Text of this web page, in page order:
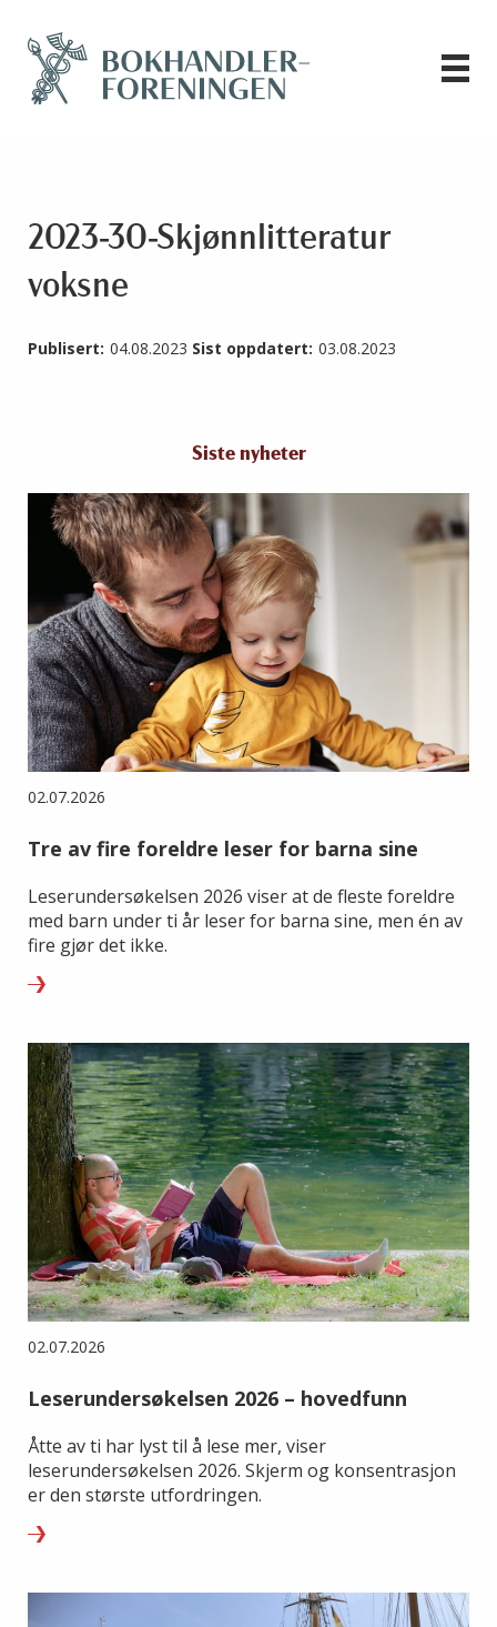
2023-30-Skjønnlitteratur
voksne
Publisert: 04.08.2023 Sist oppdatert: 03.08.2023
Siste nyheter
02.07.2026
Tre av fire foreldre leser for barna sine
Leserundersøkelsen 2026 viser at de fleste foreldre
med barn under ti år leser for barna sine, men én av
fire gjør det ikke.
02.07.2026
Leserundersøkelsen 2026 – hovedfunn
Åtte av ti har lyst til å lese mer, viser
leserundersøkelsen 2026. Skjerm og konsentrasjon
er den største utfordringen.